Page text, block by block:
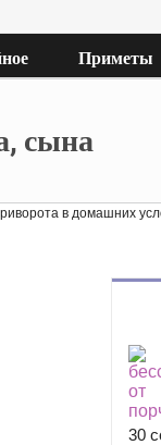
Приметы
сына
в домашних
30